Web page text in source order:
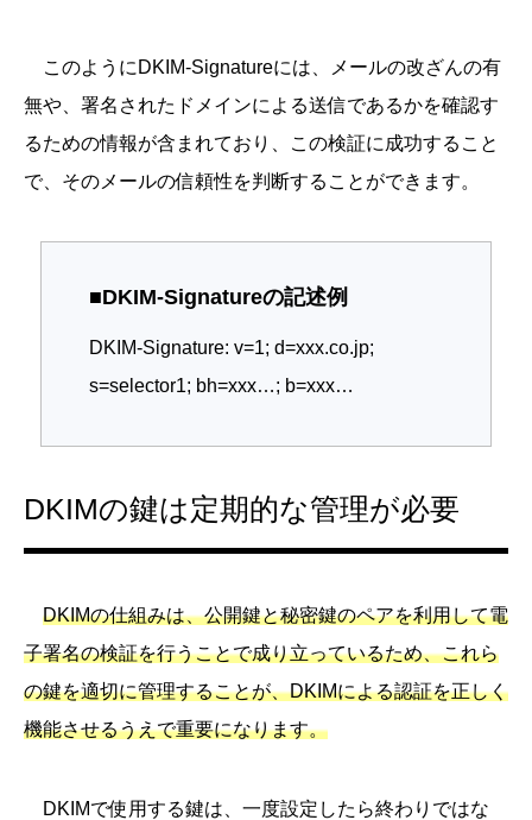
このようにDKIM-Signatureには、メールの改ざんの有
無や、署名されたドメインによる送信であるかを確認す
るための情報が含まれており、この検証に成功すること
で、そのメールの信頼性を判断することができます。
■DKIM-Signatureの記述例
DKIM-Signature: v=1; d=xxx.co.jp;
s=selector1; bh=xxx…; b=xxx…
DKIMの鍵は定期的な管理が必要
DKIMの仕組みは、公開鍵と秘密鍵のペアを利用して電
子署名の検証を行うことで成り立っているため、これら
の鍵を適切に管理することが、DKIMによる認証を正しく
機能させるうえで重要になります。
DKIMで使用する鍵は、一度設定したら終わりではな